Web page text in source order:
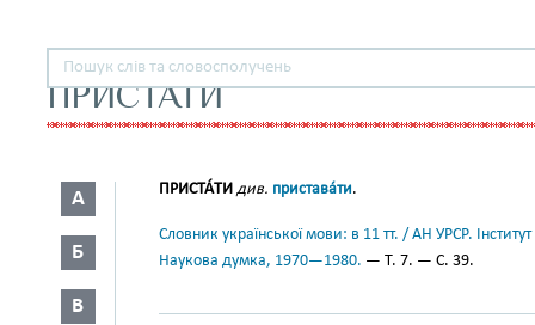
ПРИСТАТИ
А
Б
В
ПРИСТА́ТИ див. пристава́ти.
Словник української мови: в 11 тт. / АН УРСР.
Наукова думка, 1970—1980. — Т. 7. — С. 39.